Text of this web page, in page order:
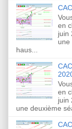
en
juin
une
haus...
en
juin
une deuxième